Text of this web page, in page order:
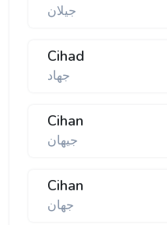
جیلان
Cihad
جهاد
Cihan
جیهان
Cihan
جهان